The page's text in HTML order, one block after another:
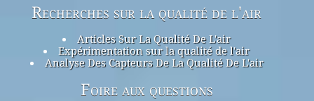
Recherches sur la qualité de l'air
Articles Sur La Qualité De L'air
Expérimentation sur la qualité de l'air
Analyse Des Capteurs De La Qualité De L'air
Foire aux questions